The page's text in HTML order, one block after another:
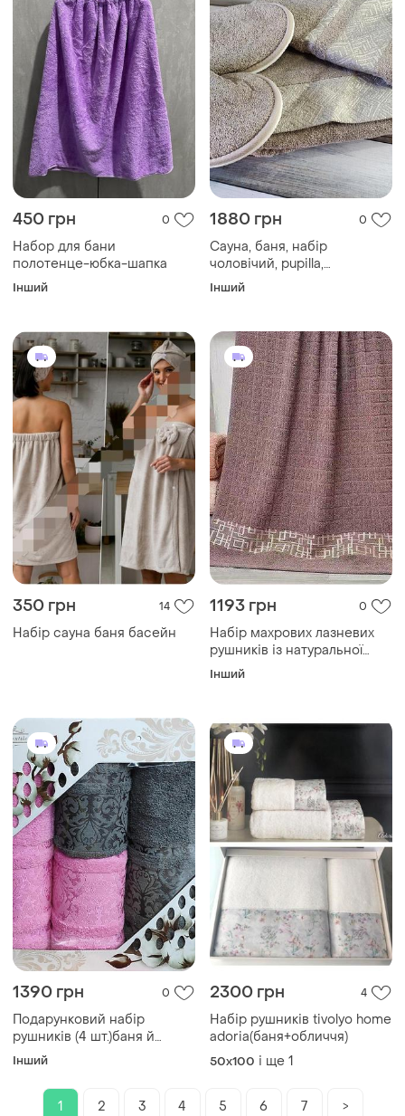
450 грн 0
Набор для бани
полотенце-юбка-шапка
Інший
1880 грн 0
Сауна, баня, набір
чоловічий, pupilla,
туреччина
Інший
350 грн 14
Набір сауна баня басейн
1193 грн 0
Набір махрових лазневих
рушників із натуральної
бавовни 140х70 см d-20-96
Інший
1390 грн 0
Подарунковий набір
рушників (4 шт.)баня й
обличчя
Інший
2300 грн 4
Набір рушників tivolyo home
adoria(баня+обличчя)
50x100 і ще 1
1 2 3 4 5 6 7 >